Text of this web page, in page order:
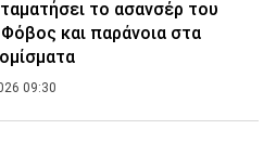
το ασανσέρ του
και παράνοια στα
09:30